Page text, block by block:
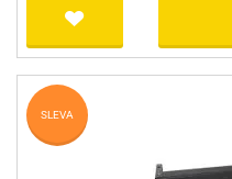
SLEVA